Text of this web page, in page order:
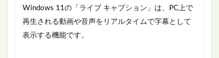
Windows 11の「ライブ キャプション」は、PC上で
再生される動画や音声をリアルタイムで字幕として
表示する機能です。